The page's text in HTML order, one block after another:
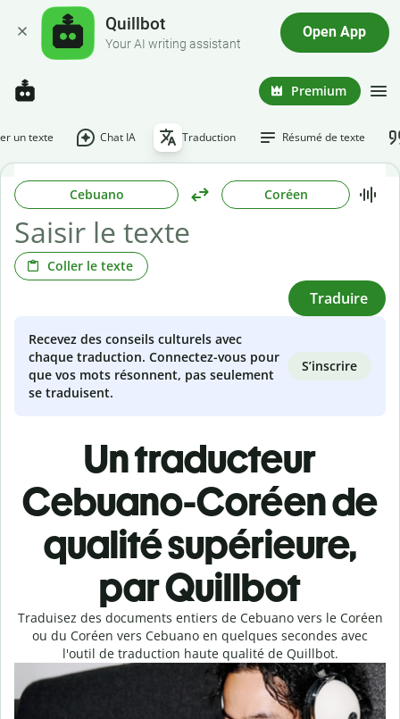
Quillbot
Your AI writing assistant
Open App
Premium
un texte Chat IA Traduction Résumé de texte
Cebuano Coréen
Coller le texte
Traduire
Recevez des conseils culturels avec
chaque traduction. Connectez-vous pour
que vos mots résonnent, pas seulement
se traduisent.
S’inscrire
Un traducteur
Cebuano-Coréen de
qualité supérieure,
par Quillbot
Traduisez des documents entiers de Cebuano vers le Coréen
ou du Coréen vers Cebuano en quelques secondes avec
l'outil de traduction haute qualité de Quillbot.